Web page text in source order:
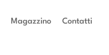
Magazzino Contatti